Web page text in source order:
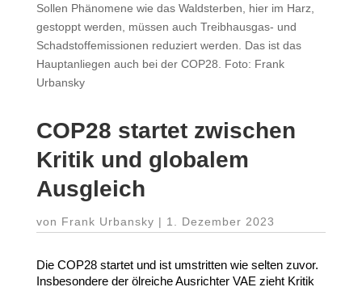
Sollen Phänomene wie das Waldsterben, hier im Harz,
gestoppt werden, müssen auch Treibhausgas- und
Schadstoffemissionen reduziert werden. Das ist das
Hauptanliegen auch bei der COP28. Foto: Frank
Urbansky
COP28 startet zwischen
Kritik und globalem
Ausgleich
von Frank Urbansky | 1. Dezember 2023
Die COP28startet und ist umstritten wie selten zuvor.
Insbe­sondere der ölreiche Ausrichter VAE zieht Kritik